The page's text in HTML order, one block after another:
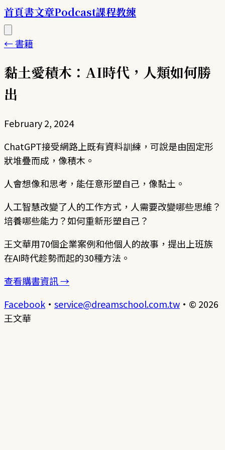
首頁書文章Podcast課程教練
← 書籍
黏土愛積木：AI時代，人類如何勝
出
February 2, 2024
ChatGPT接受網路上既有資料訓練，可說是由固定形
狀堆疊而成，像積木。
人會想像和思考，能任意形塑自己，像黏土。
人工智慧改變了人的工作方式，人需要改變哪些思維？
培養哪些能力？如何重新形塑自己？
王文華用70個企業案例和他個人的故事，提出上班族
在AI時代趁勢而起的30種方法。
查看購書資訊 →
Facebook · service@dreamschool.com.tw · © 2026
王文華